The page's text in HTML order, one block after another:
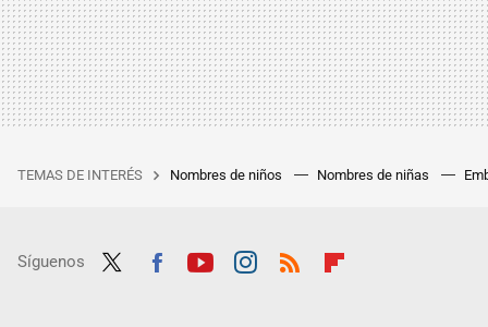
TEMAS DE INTERÉS Nombres de niños Nombres de niñas
Síguenos